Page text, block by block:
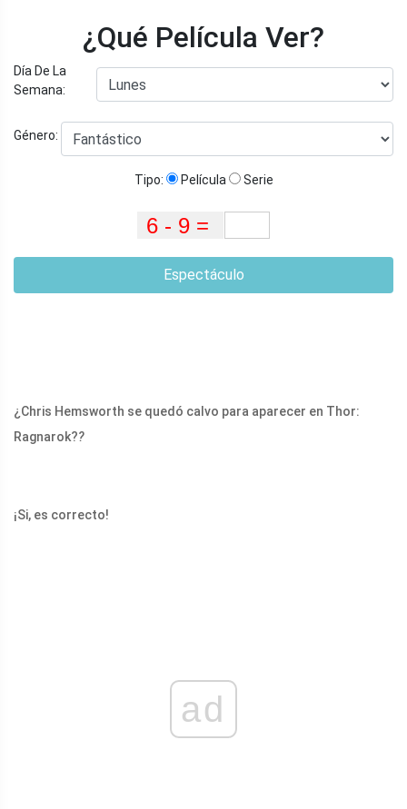
¿Qué Película Ver?
Día De La
Semana:
Género:
Tipo: Película Serie
Espectáculo
¿Chris Hemsworth se quedó calvo para aparecer en Thor:
Ragnarok??
¡Si, es correcto!
ad